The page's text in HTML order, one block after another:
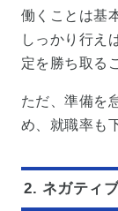
働くことは基
しっかり行え
定を勝ち取る
ただ、準備を
め、就職率も
2. ネガティ